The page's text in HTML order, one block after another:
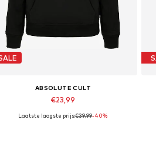
ABSOLUTE CULT
€23,99
Beschikbare maten: XL
Laatste laagste prijs:€39,99-40%